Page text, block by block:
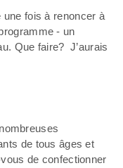
fois à renoncer à
- un
Que faire? J’aurais
de tous âges et
de confectionner